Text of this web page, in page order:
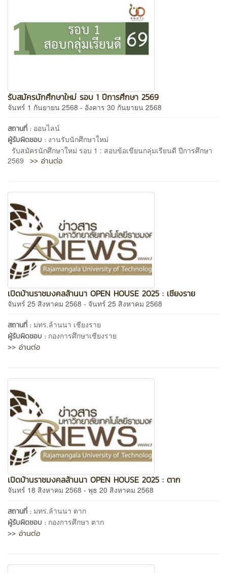
รับสมัครนักศึกษาใหม่ รอบ 1 ปีการศึกษา 2569
จันทร์ 1 กันยายน 2568 - อังคาร 30 กันยายน 2568
สถานที่ : ออนไลน์
ผู้รับผิดชอบ : งานรับนักศึกษาใหม่
รับสมัครนักศึกษาใหม่ รอบ 1 : สอบข้อเขียนกลุ่มเรียนดี ปีการศึกษา
2569 >> อ่านต่อ
เปิดบ้านราชมงคลล้านนา OPEN HOUSE 2025 : เชียงราย
จันทร์ 25 สิงหาคม 2568 - จันทร์ 25 สิงหาคม 2568
สถานที่ : มทร.ล้านนา เชียงราย
ผู้รับผิดชอบ : กองการศึกษาเชียงราย
>> อ่านต่อ
เปิดบ้านราชมงคลล้านนา OPEN HOUSE 2025 : ตาก
จันทร์ 18 สิงหาคม 2568 - พุธ 20 สิงหาคม 2568
สถานที่ : มทร.ล้านนา ตาก
ผู้รับผิดชอบ : กองการศึกษา ตาก
>> อ่านต่อ